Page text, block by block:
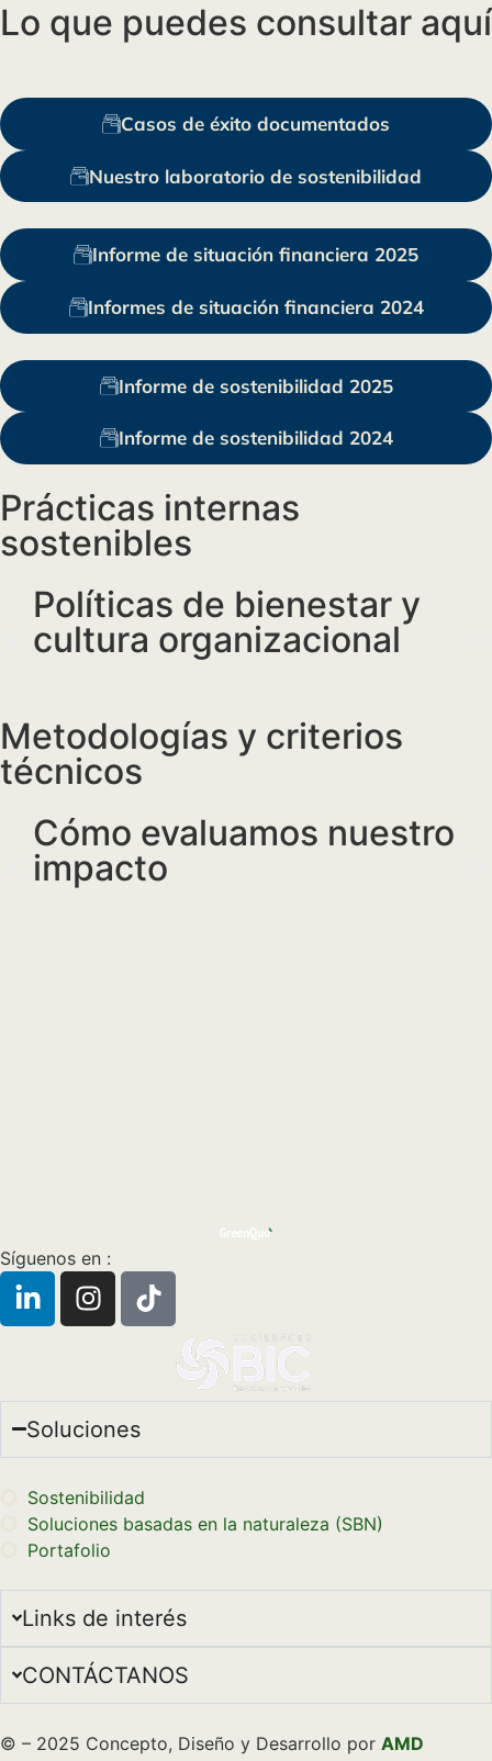
Lo que puedes consultar aquí
Casos de éxito documentados
Nuestro laboratorio de sostenibilidad
Informe de situación financiera 2025
Informes de situación financiera 2024
Informe de sostenibilidad 2025
Informe de sostenibilidad 2024
Prácticas internas
sostenibles
Políticas de bienestar y
cultura organizacional
Metodologías y criterios
técnicos
Cómo evaluamos nuestro
impacto
Síguenos en :
Soluciones
Sostenibilidad
Soluciones basadas en la naturaleza (SBN)
Portafolio
Links de interés
CONTÁCTANOS
© – 2025 Concepto, Diseño y Desarrollo por AMD